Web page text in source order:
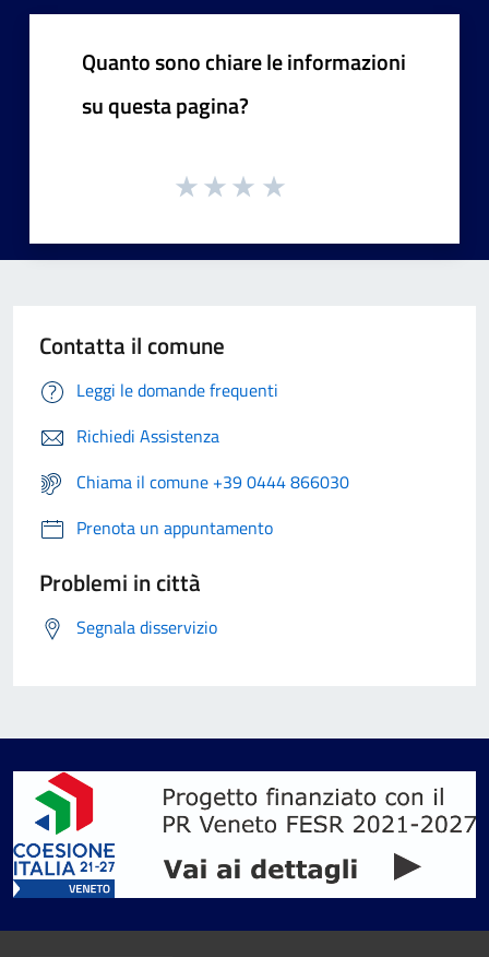
Quanto sono chiare le informazioni
su questa pagina?
Contatta il comune
Leggi le domande frequenti
Richiedi Assistenza
Chiama il comune +39 0444 866030
Prenota un appuntamento
Problemi in città
Segnala disservizio